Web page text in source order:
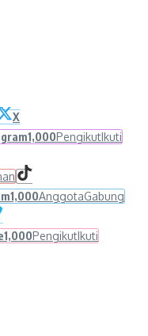
X
1,000PengikutIkuti
1,000AnggotaGabung
1,000PengikutIkuti